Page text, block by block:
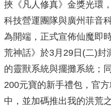
挾《凡人修真》金獎光環
科技營運團隊與廣州菲音
為開端，正式宣佈仙魔即
荒神話》於3月29日(二)封
的靈獸系統與擺攤系統；
200元寶的新手禮包，官
中，並加碼推出我的洪荒